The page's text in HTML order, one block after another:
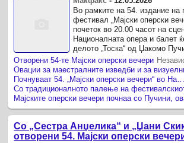
Во рамките на 54. издание на
фестивал „Мајски оперски
почеток во 20.00 часот на
Националната опера и балет
делото „Тоска“ од Џакомо
драма во вистинска смисла на
Отворени 54-те Мајски оперски вечери
Со „Сестра Анџелика“ и „Џани
отворени 54. Мајски оперски